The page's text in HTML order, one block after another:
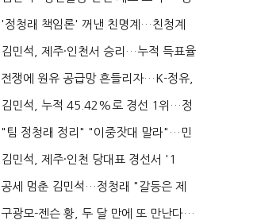
청래 "반명 공세 사...
'정청래 책임론' 꺼낸 친명계…친청계
는 추가투표 때리기...
김민석, 제주·인천서 승리…누적 득표율
'1위 탈환'(종합)...
전쟁에 원유 공급망 흔들리자…K-정유,
에너지안보 핵심...
김민석, 누적 45.42%로 경선 1위…정
청래와 격차 0.86%p(...
"팀 정청래 정리" "이중잣대 말라"…민
주 최고위원 계파 다...
김민석, 제주·인천 당대표 경선서 '1
위'(1보)...
공세 멈춘 김민석…정청래 "갈등은 제
가 수습"
구광모-젠슨 황, 두 달 만에 또 만난다…